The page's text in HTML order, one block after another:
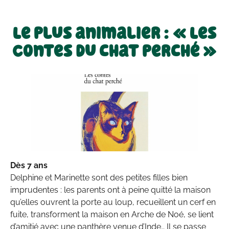
Le plus animalier : « Les
Contes du chat perché »
Dès 7 ans
Delphine et Marinette sont des petites filles bien
imprudentes : les parents ont à peine quitté la maison
qu’elles ouvrent la porte au loup, recueillent un cerf en
fuite, transforment la maison en Arche de Noé, se lient
d’amitié avec une panthère venue d’Inde… Il se passe